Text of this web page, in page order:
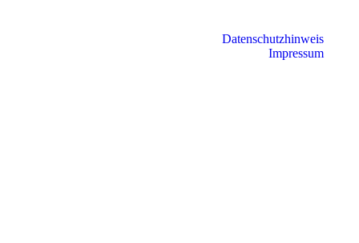
Datenschutzhinweis
Impressum